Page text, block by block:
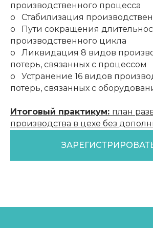
производственного процесса
o Стабилизация
o Пути сокращения
производственного цикла
o Ликвидация 8 видов
потерь, связанных с процессом
o Устранение 16 видов
потерь, связанных с
Итоговый практикум: план
производства в цехе без